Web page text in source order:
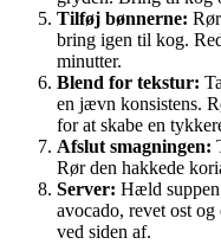
Tilføj bønnerne:
bring igen til kog.
minutter.
Blend for tekstur:
en jævn konsistens.
for at skabe en
Afslut smagningen:
Rør den hakkede
Server: Hæld suppen
avocado, revet ost
ved siden af.